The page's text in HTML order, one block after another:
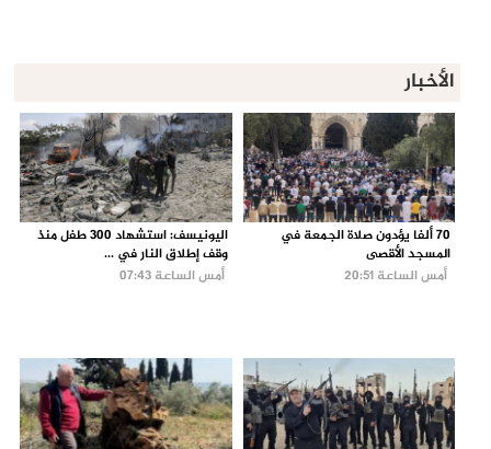
الأخبار
70 ألفا يؤدون صلاة الجمعة في
المسجد الأقصى
أمس الساعة 20:51
اليونيسف: استشهاد 300 طفل منذ
وقف إطلاق النار في ...
أمس الساعة 07:43